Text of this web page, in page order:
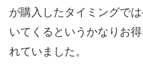
が購入したタイミングで
いてくるというかなりお
れていました。